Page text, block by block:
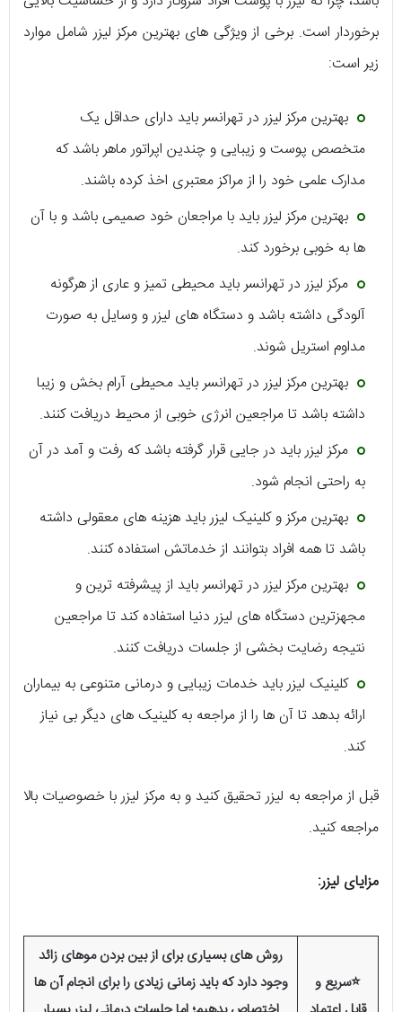
برخوردار است. برخی از ویژگی های بهترین مرکز لیزر شامل موارد
زیر است:
بهترین مرکز لیزر در تهرانسر باید دارای حداقل یک
متخصص پوست و زیبایی و چندین اپراتور ماهر باشد که
مدارک علمی خود را از مراکز معتبری اخذ کرده باشند.
بهترین مرکز لیزر باید با مراجعان خود صمیمی باشد و با آن
ها به خوبی برخورد کند.
مرکز لیزر در تهرانسر باید محیطی تمیز و عاری از هرگونه
آلودگی داشته باشد و دستگاه های لیزر و وسایل به صورت
مداوم استریل شوند.
بهترین مرکز لیزر در تهرانسر باید محیطی آرام بخش و زیبا
داشته باشد تا مراجعین انرژی خوبی از محیط دریافت کنند.
مرکز لیزر باید در جایی قرار گرفته باشد که رفت و آمد در آن
به راحتی انجام شود.
بهترین مرکز و کلینیک لیزر باید هزینه های معقولی داشته
باشد تا همه افراد بتوانند از خدماتش استفاده کنند.
بهترین مرکز لیزر در تهرانسر باید از پیشرفته ترین و
مجهزترین دستگاه های لیزر دنیا استفاده کند تا مراجعین
نتیجه رضایت بخشی از جلسات دریافت کنند.
کلینیک لیزر باید خدمات زیبایی و درمانی متنوعی به بیماران
ارائه بدهد تا آن ها را از مراجعه به کلینیک های دیگر بی نیاز
کند.
قبل از مراجعه به لیزر تحقیق کنید و به مرکز لیزر با خصوصیات بالا
مراجعه کنید.
مزایای لیزر:
⭐سریع و
روش های بسیاری برای از بین بردن موهای زائد
وجود دارد که باید زمانی زیادی را برای انجام آن ها